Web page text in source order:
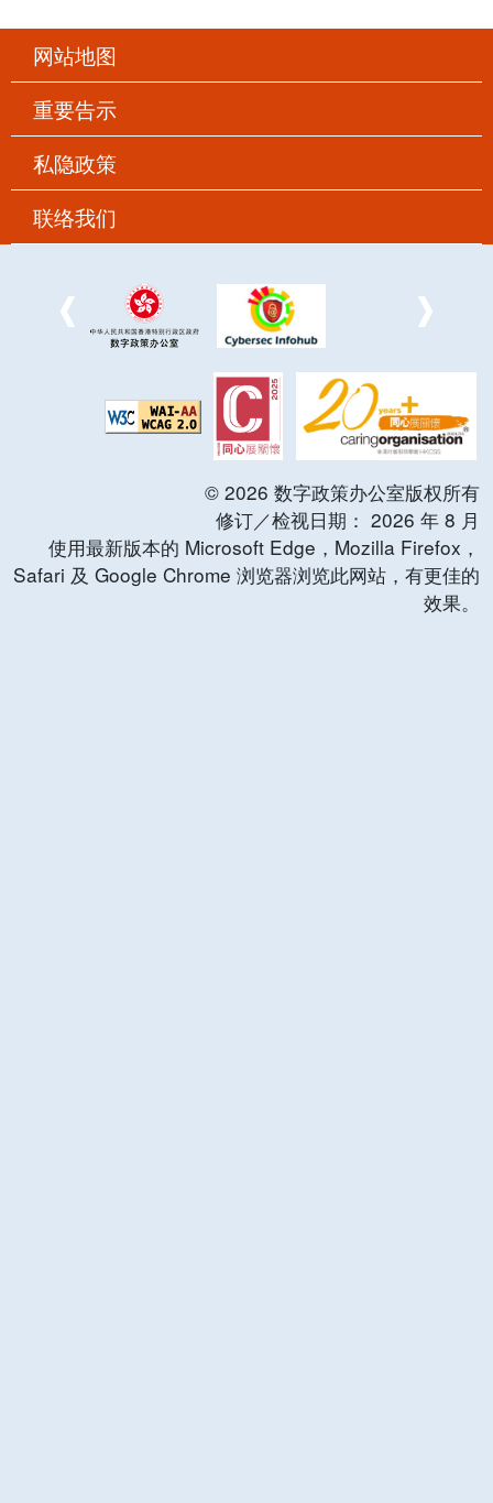
网站地图
重要告示
私隐政策
联络我们
© 2026 数字政策办公室版权所有
修订／检视日期： 2026 年 8 月
使用最新版本的 Microsoft Edge，Mozilla Firefox，
Safari 及 Google Chrome 浏览器浏览此网站，有更佳的
效果。